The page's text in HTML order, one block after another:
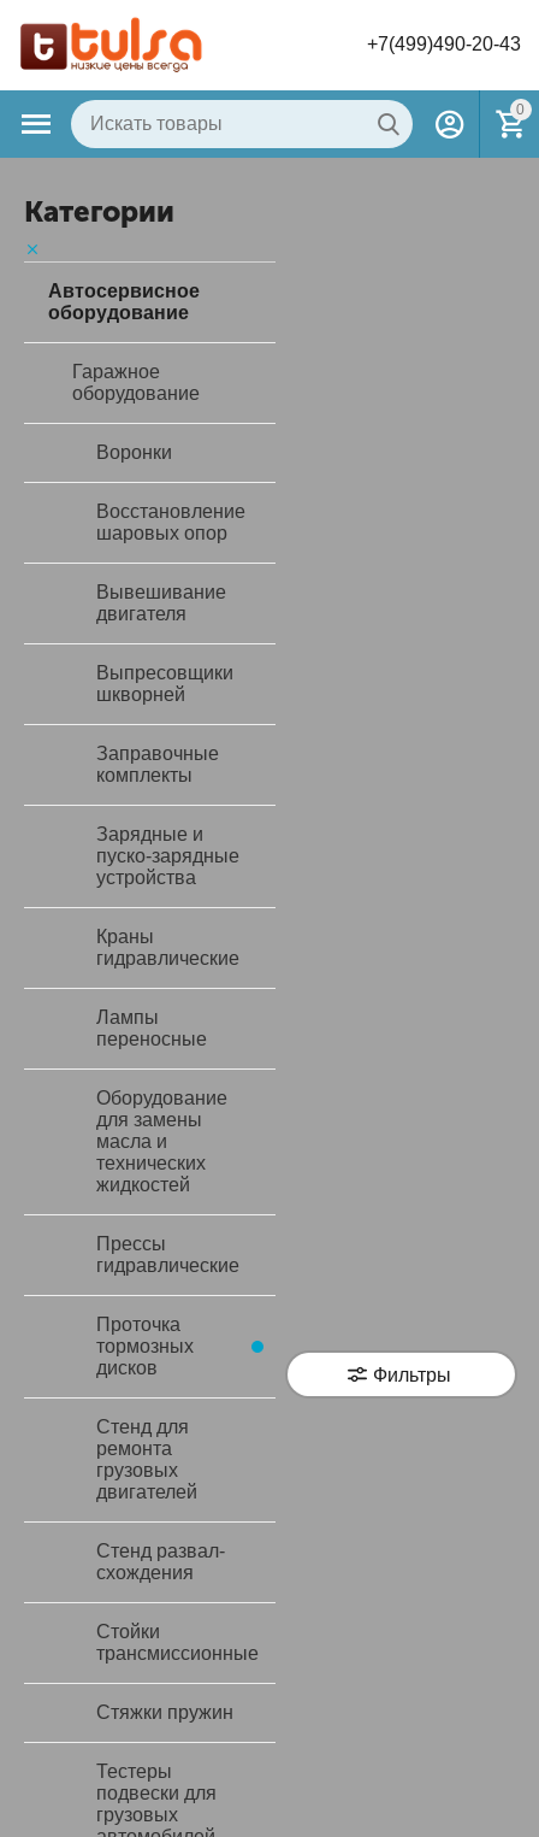
+7(499)490-20-43
0
Категории
Автосервисное
оборудование
Гаражное
оборудование
Воронки
Восстановление
шаровых опор
Вывешивание
двигателя
Выпресовщики
шкворней
Заправочные
комплекты
Зарядные и
пуско-зарядные
устройства
Краны
гидравлические
Лампы
переносные
Оборудование
для замены
масла и
технических
жидкостей
Прессы
гидравлические
Проточка
тормозных
дисков
Стенд для
ремонта
грузовых
двигателей
Стенд развал-
схождения
Стойки
трансмиссионные
Стяжки пружин
Тестеры
подвески для
грузовых
Фильтры